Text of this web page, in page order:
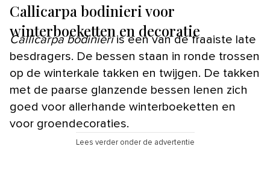
Callicarpa bodinieri voor
winterboeketten en decoratie
Callicarpa bodinieriis een van de fraaiste late
besdragers. De bessen staan in ronde trossen
op de winterkale takken en twijgen. De takken
met de paarse glanzende bessen lenen zich
goed voor allerhande winterboeketten en
voor groendecoraties.
Lees verder onder de advertentie